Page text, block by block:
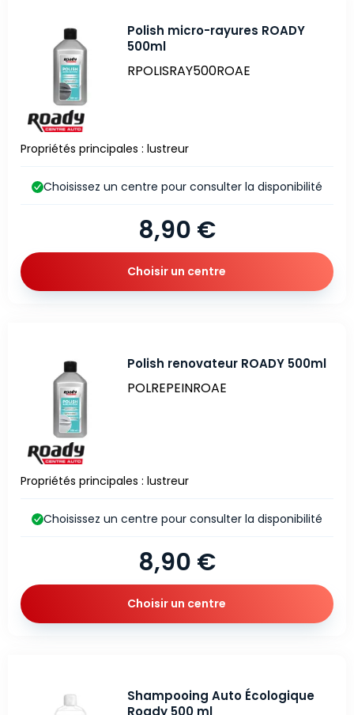
Polish micro-rayures ROADY
500ml
RPOLISRAY500ROAE
Propriétés principales : lustreur
8,90 €
Choisissez un centre pour consulter la disponibilité
Choisir un centre
Polish renovateur ROADY 500ml
POLREPEINROAE
Propriétés principales : lustreur
8,90 €
Choisissez un centre pour consulter la disponibilité
Choisir un centre
Shampooing Auto Écologique
Roady 500 ml